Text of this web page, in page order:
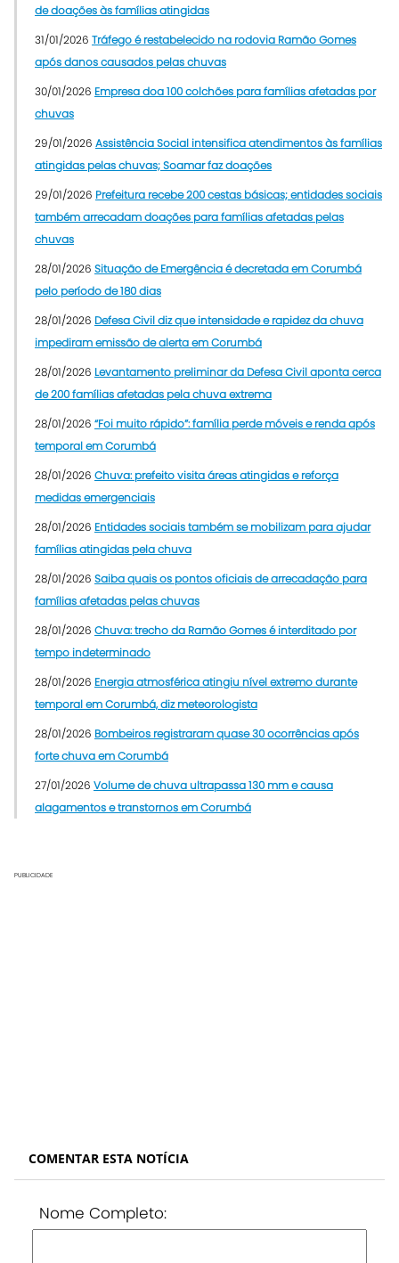
de doações às famílias atingidas
31/01/2026 Tráfego é restabelecido na rodovia Ramão Gomes
após danos causados pelas chuvas
30/01/2026 Empresa doa 100 colchões para famílias afetadas por
chuvas
29/01/2026 Assistência Social intensifica atendimentos às famílias
atingidas pelas chuvas; Soamar faz doações
29/01/2026 Prefeitura recebe 200 cestas básicas; entidades sociais
também arrecadam doações para famílias afetadas pelas
chuvas
28/01/2026 Situação de Emergência é decretada em Corumbá
pelo período de 180 dias
28/01/2026 Defesa Civil diz que intensidade e rapidez da chuva
impediram emissão de alerta em Corumbá
28/01/2026 Levantamento preliminar da Defesa Civil aponta cerca
de 200 famílias afetadas pela chuva extrema
28/01/2026 “Foi muito rápido”: família perde móveis e renda após
temporal em Corumbá
28/01/2026 Chuva: prefeito visita áreas atingidas e reforça
medidas emergenciais
28/01/2026 Entidades sociais também se mobilizam para ajudar
famílias atingidas pela chuva
28/01/2026 Saiba quais os pontos oficiais de arrecadação para
famílias afetadas pelas chuvas
28/01/2026 Chuva: trecho da Ramão Gomes é interditado por
tempo indeterminado
28/01/2026 Energia atmosférica atingiu nível extremo durante
temporal em Corumbá, diz meteorologista
28/01/2026 Bombeiros registraram quase 30 ocorrências após
forte chuva em Corumbá
27/01/2026 Volume de chuva ultrapassa 130 mm e causa
alagamentos e transtornos em Corumbá
PUBLICIDADE
COMENTAR ESTA NOTÍCIA
Nome Completo: